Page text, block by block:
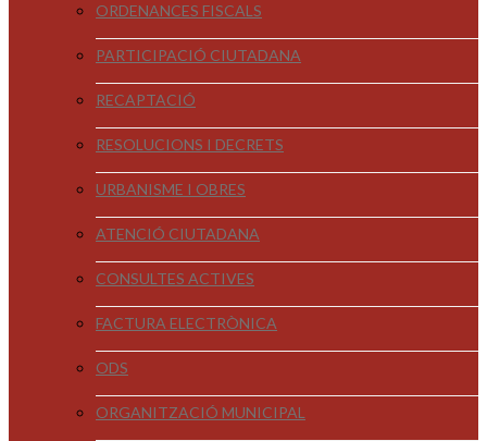
ORDENANCES FISCALS
PARTICIPACIÓ CIUTADANA
RECAPTACIÓ
RESOLUCIONS I DECRETS
URBANISME I OBRES
ATENCIÓ CIUTADANA
CONSULTES ACTIVES
FACTURA ELECTRÒNICA
ODS
ORGANITZACIÓ MUNICIPAL